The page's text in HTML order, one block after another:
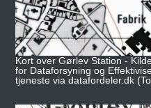
Kort over Gørlev Station -
for Dataforsyning og
tjeneste via datafordeler.dk